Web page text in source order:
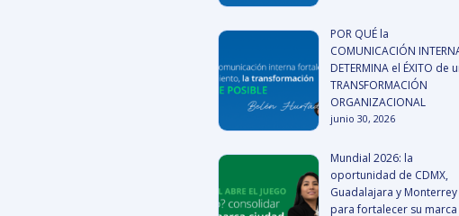
POR QUÉ la
COMUNICACIÓN
DETERMINA el ÉXITO de
TRANSFORMACIÓN
ORGANIZACIONAL
junio 30, 2026
Mundial 2026: la
oportunidad de CDMX,
Guadalajara y Monterrey
para fortalecer su marca